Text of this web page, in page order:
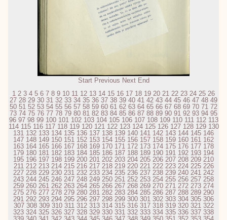
Start Previous Next End
1 2 3 4 5 6 7 8 9 10 11 12 13 14 15 16 17 18 19 20 21 22 23 24 25 26
27 28 29 30 31 32 33 34 35 36 37 38 39 40 41 42 43 44 45 46 47 48 49
50 51 52 53 54 55 56 57 58 59 60 61 62 63 64 65 66 67 68 69 70 71 72
73 74 75 76 77 78 79 80 81 82 83 84 85 86 87 88 89 90 91 92 93 94 95
96 97 98 99 100 101 102 103 104 105 106 107 108 109 110 111 112 113
114 115 116 117 118 119 120 121 122 123 124 125 126 127 128 129 130
131 132 133 134 135 136 137 138 139 140 141 142 143 144 145 146
147 148 149 150 151 152 153 154 155 156 157 158 159 160 161 162
163 164 165 166 167 168 169 170 171 172 173 174 175 176 177 178
179 180 181 182 183 184 185 186 187 188 189 190 191 192 193 194
195 196 197 198 199 200 201 202 203 204 205 206 207 208 209 210
211 212 213 214 215 216 217 218 219 220 221 222 223 224 225 226
227 228 229 230 231 232 233 234 235 236 237 238 239 240 241 242
243 244 245 246 247 248 249 250 251 252 253 254 255 256 257 258
259 260 261 262 263 264 265 266 267 268 269 270 271 272 273 274
275 276 277 278 279 280 281 282 283 284 285 286 287 288 289 290
291 292 293 294 295 296 297 298 299 300 301 302 303 304 305 306
307 308 309 310 311 312 313 314 315 316 317 318 319 320 321 322
323 324 325 326 327 328 329 330 331 332 333 334 335 336 337 338